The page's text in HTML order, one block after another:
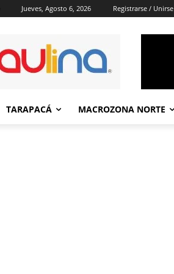
Jueves, Agosto 6, 2026 Registrarse / Unirse
TARAPACÁ MACROZONA NORTE